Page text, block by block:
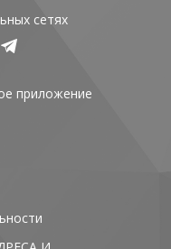
сетях
приложение